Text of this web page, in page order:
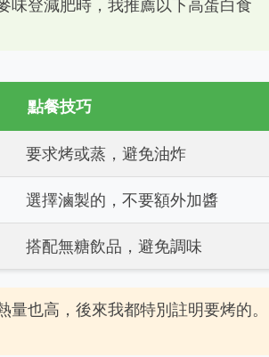
味登減肥時，我推薦以下高蛋白食
點餐技巧
要求烤或蒸，避免油炸
選擇滷製的，不要額外加醬
搭配無糖飲品，避免調味
也高，後來我都特別註明要烤的。